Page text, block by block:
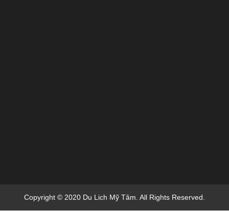
Copyright © 2020 Du Lich Mỹ Tâm. All Rights Reserved.